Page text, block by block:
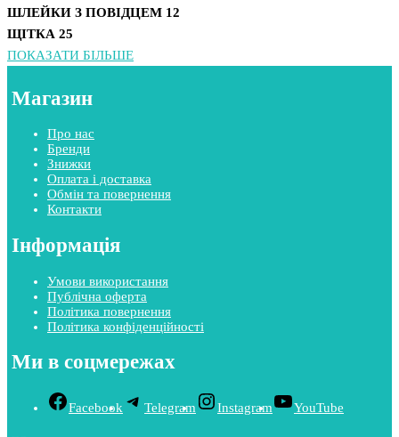
ШЛЕЙКИ З ПОВІДЦЕМ 12
ЩІТКА 25
ПОКАЗАТИ БІЛЬШЕ
Магазин
Про нас
Бренди
Знижки
Оплата і доставка
Обмін та повернення
Контакти
Інформація
Умови використання
Публічна оферта
Політика повернення
Політика конфіденційності
Ми в соцмережах
Facebook Telegram Instagram YouTube